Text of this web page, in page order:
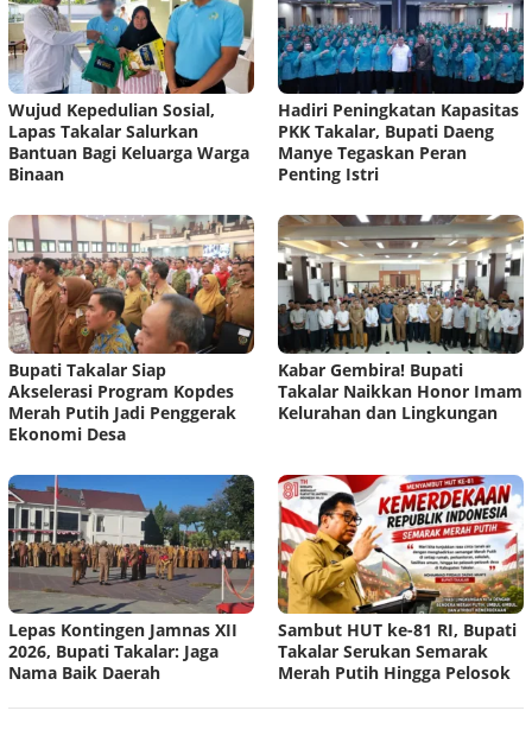
Wujud Kepedulian Sosial,
Lapas Takalar Salurkan
Bantuan Bagi Keluarga Warga
Binaan
Hadiri Peningkatan Kapasitas
PKK Takalar, Bupati Daeng
Manye Tegaskan Peran
Penting Istri
Bupati Takalar Siap
Akselerasi Program Kopdes
Merah Putih Jadi Penggerak
Ekonomi Desa
Kabar Gembira! Bupati
Takalar Naikkan Honor Imam
Kelurahan dan Lingkungan
Lepas Kontingen Jamnas XII
2026, Bupati Takalar: Jaga
Nama Baik Daerah
Sambut HUT ke-81 RI, Bupati
Takalar Serukan Semarak
Merah Putih Hingga Pelosok